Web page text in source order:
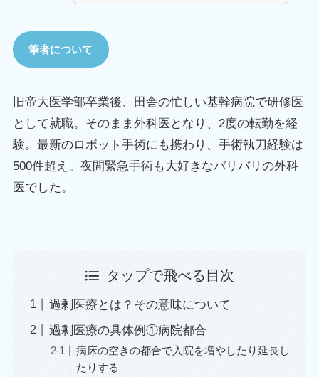
筆者について
旧帝大医学部卒業後、田舎の忙しい基幹病院で研修医
として就職。そのまま外科医となり、2度の転勤を経
験。最新のロボット手術にも携わり、手術執刀経験は
500件超え。夜間緊急手術も大好きなバリバリの外科
医でした。
タップで飛べる目次
過剰医療とは？その意味について
過剰医療の具体例①病院都合
病床の空きの都合で入院を増やしたり延長し
たりする